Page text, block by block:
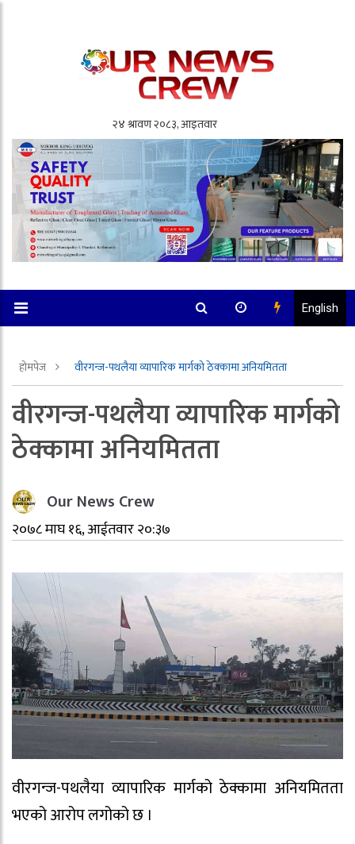
English
होमपेज वीरगन्ज-पथलैया व्यापारिक मार्गको ठेक्कामा अनियमितता
वीरगन्ज-पथलैया व्यापारिक मार्गको
ठेक्कामा अनियमितता
Our News Crew
२०७८ माघ १६, आईतवार २०:३७
वीरगन्ज-पथलैया व्यापारिक मार्गको ठेक्कामा अनियमितता
भएको आरोप लगोको छ ।